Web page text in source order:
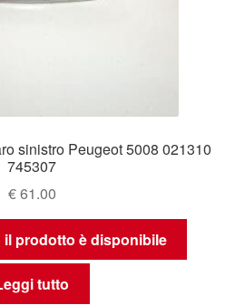
sinistro Peugeot 5008 021310
745307
€61.00
prodotto è disponibile
tutto